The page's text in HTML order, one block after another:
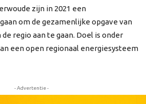
zijn in 2021 een
om de gezamenlijke opgave van
regio aan te gaan. Doel is onder
een open regionaal energiesysteem
- Advertentie -